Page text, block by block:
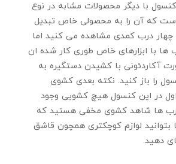
با دیگر محصولات مشابه در نوع
که آن را به محصولی خاص تبدیل
چهار درب کمدی مشاهده می کنید اما
ها با ابزارهای خاص طوری کار شده ان
آکاردئونی با کشیدن دستگیره به
را باز کنید. نکته بعدی کشوی
در این کنسول هیچ کشویی وجود
درب ها شاهد کشوی مخفی هستید که
بتوانید لوازم کوچکتری همچون قاشق
دهید.